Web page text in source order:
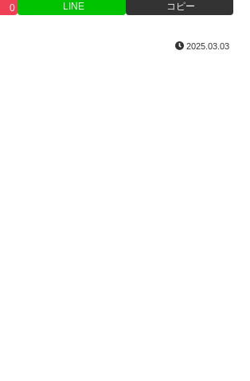
0 LINE コピー
2025.03.03